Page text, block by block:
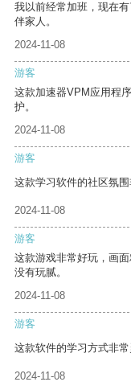
我以前经常加班，现在
伴家人。
2024-11-08
游客
这款加速器VPM应用程
护。
2024-11-08
游客
这款学习软件的社区氛
2024-11-08
游客
这款游戏非常好玩，画
没有玩腻。
2024-11-08
游客
这款软件的学习方式非
2024-11-08